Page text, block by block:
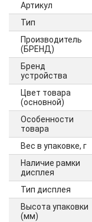
Артикул
Тип
Производитель
(БРЕНД)
Бренд
устройства
Цвет товара
(основной)
Особенности
товара
Вес в упаковке, г
Наличие рамки
дисплея
Тип дисплея
Высота упаковки
(мм)